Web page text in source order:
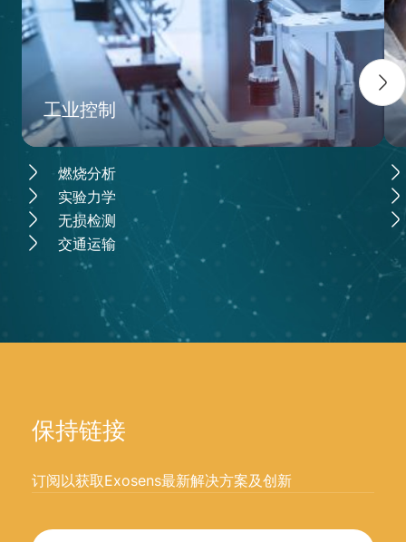
工业控制
燃烧分析
实验力学
无损检测
交通运输
保持链接
订阅以获取Exosens最新解决方案及创新